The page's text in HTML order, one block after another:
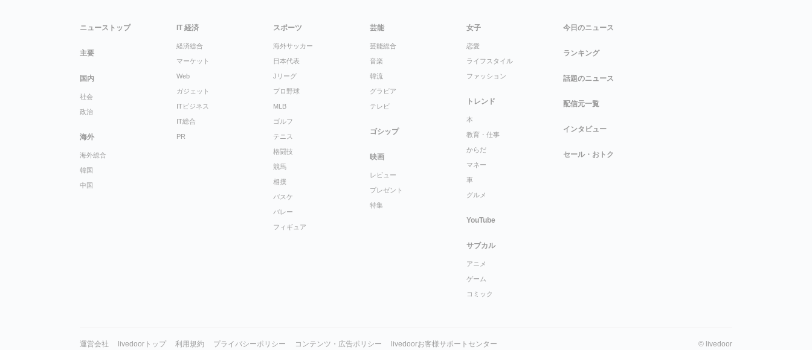
ニューストップ
主要
国内
社会
政治
海外
海外総合
韓国
中国
IT 経済
経済総合
マーケット
Web
ガジェット
ITビジネス
IT総合
PR
スポーツ
海外サッカー
日本代表
Jリーグ
プロ野球
MLB
ゴルフ
テニス
格闘技
競馬
相撲
バスケ
バレー
フィギュア
芸能
芸能総合
音楽
韓流
グラビア
テレビ
ゴシップ
映画
レビュー
プレゼント
特集
女子
恋愛
ライフスタイル
ファッション
トレンド
本
教育・仕事
からだ
マネー
車
グルメ
YouTube
サブカル
アニメ
ゲーム
コミック
今日のニュース
ランキング
話題のニュース
配信元一覧
インタビュー
セール・おトク
運営会社 livedoorトップ 利用規約 プライバシーポリシー コンテンツ・広告ポリシー livedoorお客様サポートセンター © livedoor